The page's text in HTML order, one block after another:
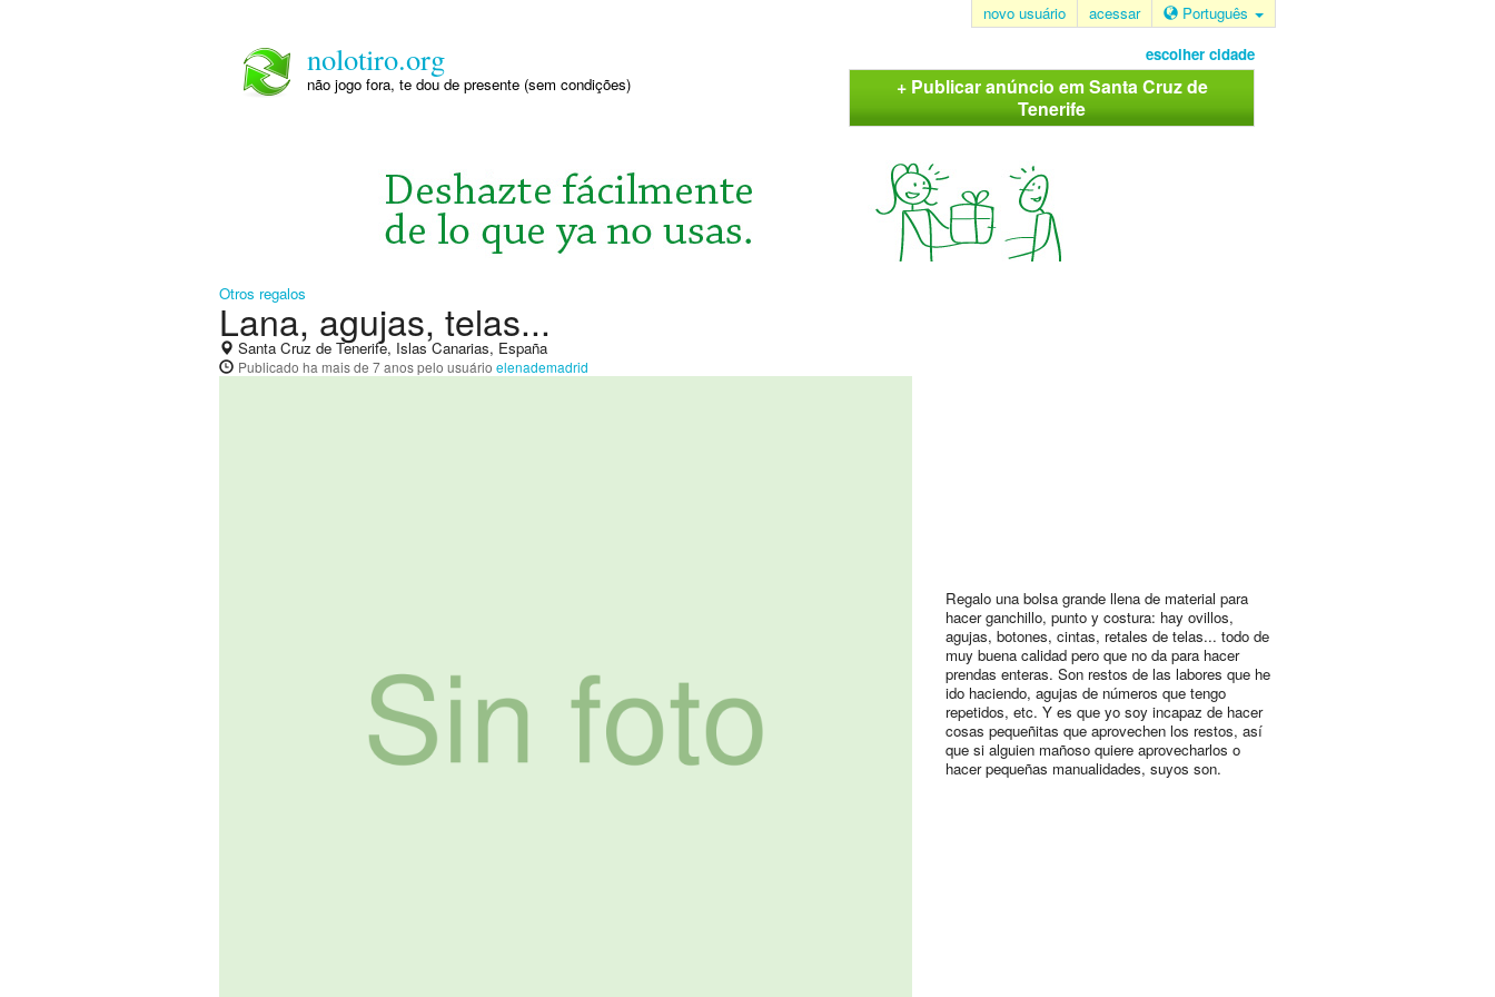
novo usuário acessar Português
nolotiro.org
não jogo fora, te dou de presente (sem condições)
escolher cidade
+ Publicar anúncio em Santa Cruz de
Tenerife
Otros regalos
Lana, agujas, telas...
Santa Cruz de Tenerife, Islas Canarias, España
Publicado ha mais de 7 anospelo usuário elenademadrid
Regalo una bolsa grande llena de material para
hacer ganchillo, punto y costura: hay ovillos,
agujas, botones, cintas, retales de telas... todo de
muy buena calidad pero que no da para hacer
prendas enteras. Son restos de las labores que he
ido haciendo, agujas de números que tengo
repetidos, etc. Y es que yo soy incapaz de hacer
cosas pequeñitas que aprovechen los restos, así
que si alguien mañoso quiere aprovecharlos o
hacer pequeñas manualidades, suyos son.